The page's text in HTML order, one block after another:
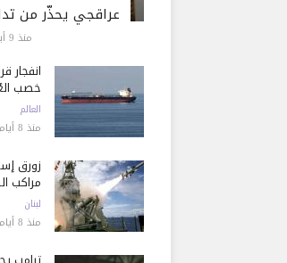
عراقجي يحذّر من
منذ 9 أيام
خصب
العالم
منذ 8 أيام
زورق
مراكب
لبنان
منذ 8 أيام